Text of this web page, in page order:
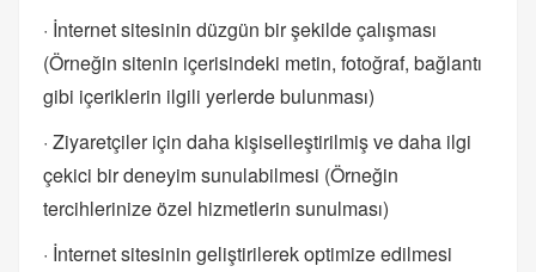
· İnternet sitesinin düzgün bir şekilde çalışması
(Örneğin sitenin içerisindeki metin, fotoğraf, bağlantı
gibi içeriklerin ilgili yerlerde bulunması)
· Ziyaretçiler için daha kişiselleştirilmiş ve daha ilgi
çekici bir deneyim sunulabilmesi (Örneğin
tercihlerinize özel hizmetlerin sunulması)
· İnternet sitesinin geliştirilerek optimize edilmesi